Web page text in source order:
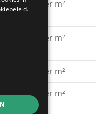
€ 20 - € 40 per m²
€ 40 - € 60 per m²
€ 25 - € 40 per m²
€ 15 - € 30 per m²